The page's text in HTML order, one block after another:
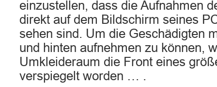
einzustellen, dass die Aufnahmen
direkt auf dem Bildschirm seines
sehen sind. Um die Geschädigten
und hinten aufnehmen zu können,
Umkleideraum die Front eines
verspiegelt worden … .